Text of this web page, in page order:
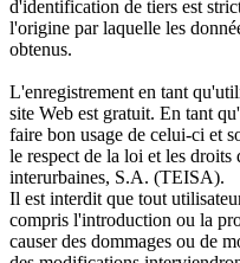
d'identification de tiers est
l'origine par laquelle les
obtenus.
L'enregistrement en tant
site Web est gratuit. En tant
faire bon usage de celui-ci et
le respect de la loi et les
interurbaines, S.A. (TEISA).
Il est interdit que tout
compris l'introduction ou la
causer des dommages ou de